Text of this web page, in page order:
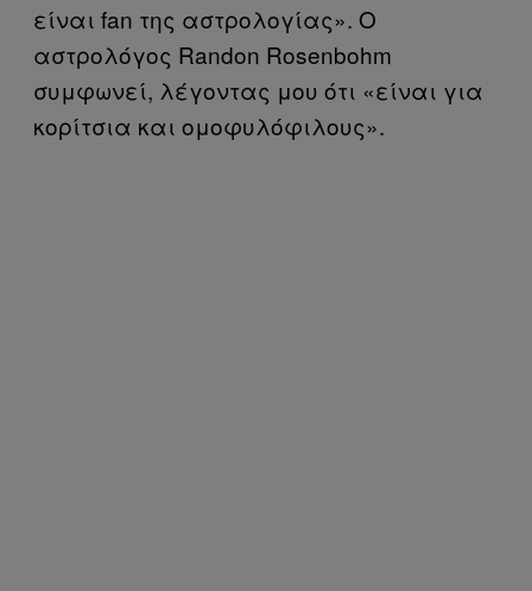
είναι fan της αστρολογίας». Ο
αστρολόγος Randon Rosenbohm
συμφωνεί, λέγοντας μου ότι «είναι για
κορίτσια και ομοφυλόφιλους».